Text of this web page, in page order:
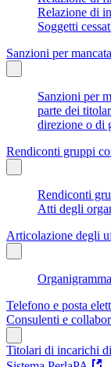
Relazione di
Soggetti
Sanzioni per
Sanzioni per
parte dei
direzione o di
Rendiconti gruppi
Rendiconti
Atti degli
Articolazione degli
Organigramma
Telefono e posta
Consulenti e
Titolari di incarichi